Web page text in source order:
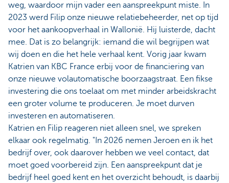
weg, waardoor mijn vader een aanspreekpunt miste. In
2023 werd Filip onze nieuwe relatiebeheerder, net op tijd
voor het aankoopverhaal in Wallonië. Hij luisterde, dacht
mee. Dat is zo belangrijk: iemand die wil begrijpen wat
wij doen en die het hele verhaal kent. Vorig jaar kwam
Katrien van KBC France erbij voor de financiering van
onze nieuwe volautomatische boorzaagstraat. Een fikse
investering die ons toelaat om met minder arbeidskracht
een groter volume te produceren. Je moet durven
investeren en automatiseren.
Katrien en Filip reageren niet alleen snel, we spreken
elkaar ook regelmatig. "In 2026 nemen Jeroen en ik het
bedrijf over, ook daarover hebben we veel contact, dat
moet goed voorbereid zijn. Een aanspreekpunt dat je
bedrijf heel goed kent en het overzicht behoudt, is daarbij